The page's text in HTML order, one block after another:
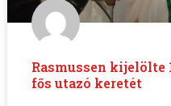
Rasmussen kijelölte
fős utazó keretét